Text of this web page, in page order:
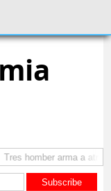
homber arma a atraca
Subscribe